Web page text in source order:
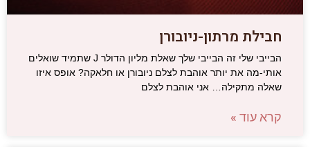
חבילת מרתון-ניובורן
הבייבי שלי זה הבייבי שלך שאלת מליון הדולר J שתמיד שואלים
אותי-מה את יותר אוהבת לצלם ניובורן או חלאקה? אופס איזו
שאלה מתקילה… אני אוהבת לצלם
קרא עוד »